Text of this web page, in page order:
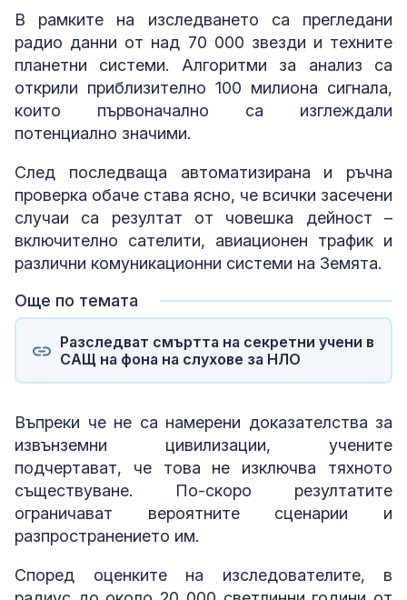
В рамките на изследването са прегледани
радио данни от над 70 000 звезди и техните
планетни системи. Алгоритми за анализ са
открили приблизително 100 милиона сигнала,
които първоначално са изглеждали
потенциално значими.
След последваща автоматизирана и ръчна
проверка обаче става ясно, че всички засечени
случаи са резултат от човешка дейност –
включително сателити, авиационен трафик и
различни комуникационни системи на Земята.
Още по темата
Разследват смъртта на секретни учени в
САЩ на фона на слухове за НЛО
Въпреки че не са намерени доказателства за
извънземни цивилизации, учените
подчертават, че това не изключва тяхното
съществуване. По-скоро резултатите
ограничават вероятните сценарии и
разпространението им.
Според оценките на изследователите, в